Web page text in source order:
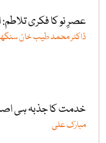
عصرِ نو کا فکری
ڈاکٹر محمد طیب خان
خدمت کا جذبہ ہی
مبارک علی